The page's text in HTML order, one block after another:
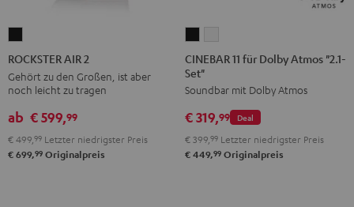
AIR
2
Schwarz
ROCKSTER AIR 2
Gehört zu den Großen, ist aber
noch leicht zu tragen
ab € 599,99
€ 499, 99 Letzter niedrigster Preis
€ 699,99 Originalpreis
11
für
Dolby
Atmos
Set"
11
Dolby
Atmos
Set"
CINEBAR 11 für Dolby Atmos "2.1-
Set"
Soundbar mit Dolby Atmos
Deal
€ 319,99
€ 399, 99 Letzter niedrigster Preis
€ 449,99 Originalpreis